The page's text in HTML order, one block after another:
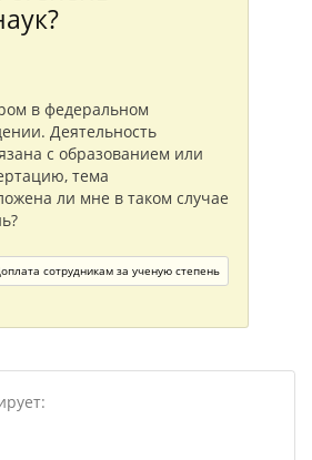
в федеральном
Деятельность
с образованием или
тема
ли мне в таком случае
сотрудникам за ученую степень